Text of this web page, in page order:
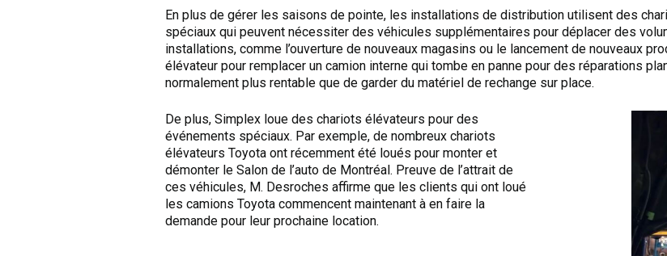
En plus de gérer les saisons de pointe, les installations de distribution utilisent des
spéciaux qui peuvent nécessiter des véhicules supplémentaires pour déplacer des
installations, comme l’ouverture de nouveaux magasins ou le lancement de nouveaux
élévateur pour remplacer un camion interne qui tombe en panne pour des réparations
normalement plus rentable que de garder du matériel de rechange sur place.
De plus, Simplex loue des chariots élévateurs pour des
événements spéciaux. Par exemple, de nombreux chariots
élévateurs Toyota ont récemment été loués pour monter et
démonter le Salon de l’auto de Montréal. Preuve de l’attrait de
ces véhicules, M. Desroches affirme que les clients qui ont loué
les camions Toyota commencent maintenant à en faire la
demande pour leur prochaine location.